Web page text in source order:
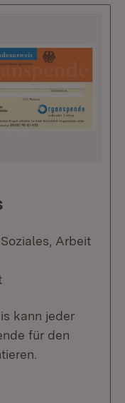
Arbeit
kann jeder
für den